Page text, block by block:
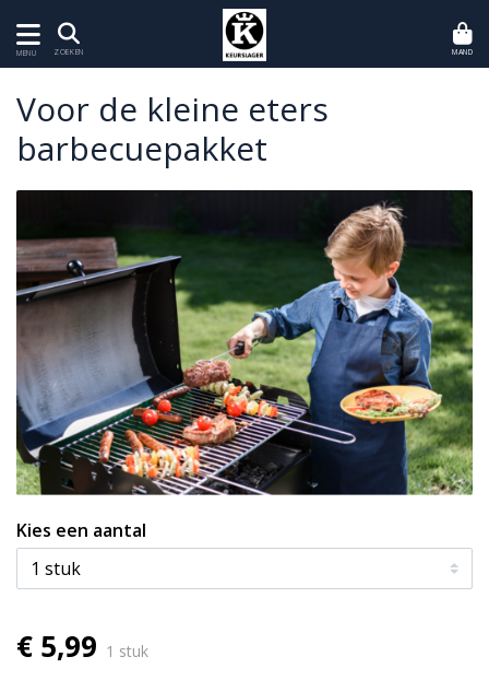
MENU ZOEKEN MAND
Voor de kleine eters
barbecuepakket
Kies een aantal
€ 5,99 1 stuk